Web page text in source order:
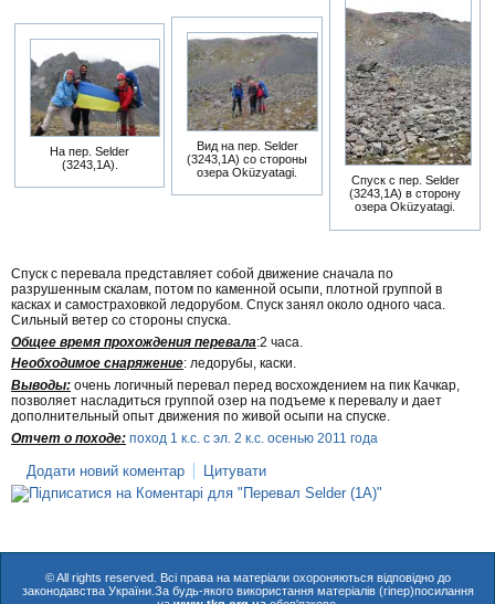
На пер. Selder
(3243,1А).
Вид на пер. Selder
(3243,1А) со стороны
озера Oküzyatagi.
Спуск с пер. Selder
(3243,1А) в сторону
озера Oküzyatagi.
Спуск с перевала представляет собой движение сначала по
разрушенным скалам, потом по каменной осыпи, плотной группой в
касках и самостраховкой ледорубом. Спуск занял около одного часа.
Сильный ветер со стороны спуска.
Общее время прохождения перевала:2 часа.
Необходимое снаряжение: ледорубы, каски.
Выводы: очень логичный перевал перед восхождением на пик Качкар,
позволяет насладиться группой озер на подъеме к перевалу и дает
дополнительный опыт движения по живой осыпи на спуске.
Отчет о походе: поход 1 к.с. с эл. 2 к.с. осенью 2011 года
Додати новий коментар Цитувати
© All rights reserved. Всі права на матеріали охороняються відповідно до
законодавства України.За будь-якого використання матеріалів (гіпер)посилання